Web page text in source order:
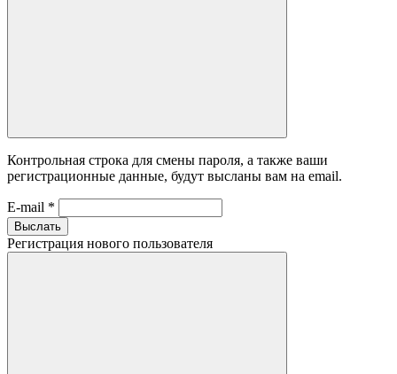
Контрольная строка для смены пароля, а также ваши
регистрационные данные, будут высланы вам на email.
E-mail *
Выслать
Регистрация нового пользователя